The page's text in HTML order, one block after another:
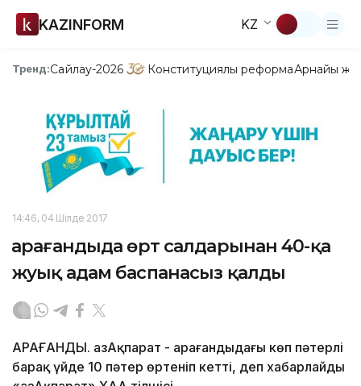
KAZINFORM KZ
Тренд:Сайлау-2026 Конституциялық реформаАрнайы
14:46, 04 Шілде 2017
Қарағандыда өрт салдарынан 40-қа
жуық адам баспанасыз қалды
ҚАРАҒАНДЫ. ҚазАқпарат - Қарағандыдағы көп пәтерлі
барақ үйде 10 пәтер өртеніп кетті, деп хабарлайды